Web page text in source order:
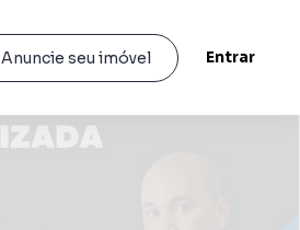
Anuncie seu imóvel Entrar